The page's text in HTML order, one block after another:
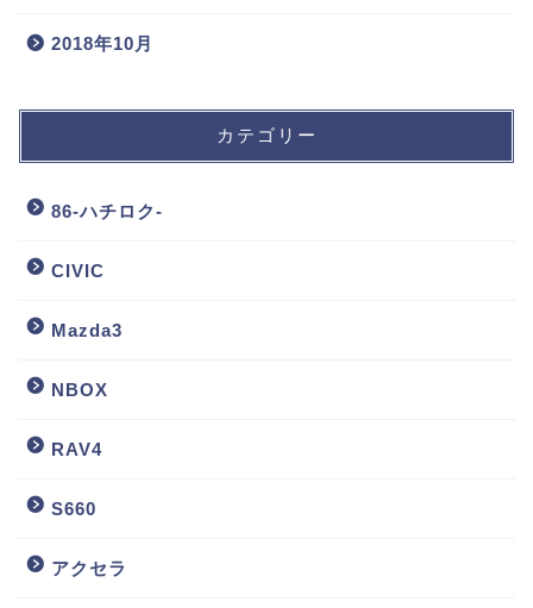
2018年10月
カテゴリー
86-ハチロク-
CIVIC
Mazda3
NBOX
RAV4
S660
アクセラ